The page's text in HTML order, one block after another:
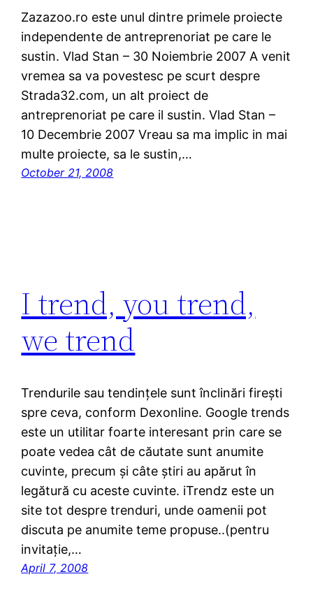
Zazazoo.ro este unul dintre primele proiecte
independente de antreprenoriat pe care le
sustin. Vlad Stan – 30 Noiembrie 2007 A venit
vremea sa va povestesc pe scurt despre
Strada32.com, un alt proiect de
antreprenoriat pe care il sustin. Vlad Stan –
10 Decembrie 2007 Vreau sa ma implic in mai
multe proiecte, sa le sustin,…
October 21, 2008
I trend, you trend,
we trend
Trendurile sau tendințele sunt înclinări firești
spre ceva, conform Dexonline. Google trends
este un utilitar foarte interesant prin care se
poate vedea cât de căutate sunt anumite
cuvinte, precum și câte știri au apărut în
legătură cu aceste cuvinte. iTrendz este un
site tot despre trenduri, unde oamenii pot
discuta pe anumite teme propuse..(pentru
invitație,…
April 7, 2008